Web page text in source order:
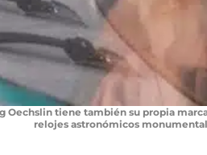
Oechslin tiene también su propia
relojes astronómicos